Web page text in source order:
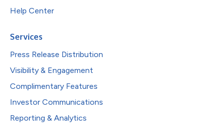
Help Center
Services
Press Release Distribution
Visibility & Engagement
Complimentary Features
Investor Communications
Reporting & Analytics